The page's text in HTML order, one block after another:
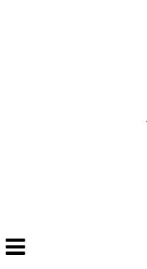
Veksle
navigasjon